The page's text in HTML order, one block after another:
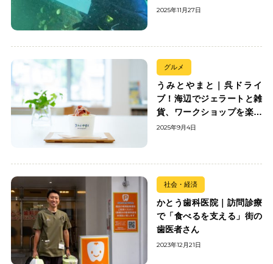
2025年11月27日
グルメ
うみとやまと｜呉ドライ
ブ！海辺でジェラートと雑
貨、ワークショップを楽し
む
2025年9月4日
社会・経済
かとう歯科医院｜訪問診療
で「食べるを支える」街の
歯医者さん
2023年12月21日